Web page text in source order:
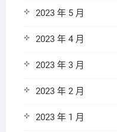
2023 年 5 月
2023 年 4 月
2023 年 3 月
2023 年 2 月
2023 年 1 月